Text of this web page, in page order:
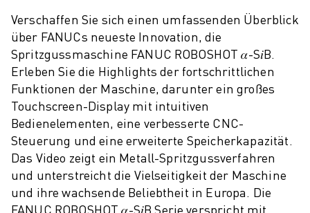
MEDIZIN
LAGERHALTUNG, LOGISTIK, POST & PAKET
APPLIKATIONEN
ALLE APPLIKATIONEN
5-ACHS-BEARBEITUNG
LICHTBOGENSCHWEISSEN
MONTAGE
CNC-SCHLEIFEN
CNC-FRÄSEN
CNC-DREHEN
Verschaffen Sie sich einen umfassenden Überblick
über FANUCs neueste Innovation, die
Spritzgussmaschine FANUC ROBOSHOT 𝛼-S𝑖B.
Erleben Sie die Highlights der fortschrittlichen
Funktionen der Maschine, darunter ein großes
Touchscreen-Display mit intuitiven
Bedienelementen, eine verbesserte CNC-
Steuerung und eine erweiterte Speicherkapazität.
Das Video zeigt ein Metall-Spritzgussverfahren
und unterstreicht die Vielseitigkeit der Maschine
und ihre wachsende Beliebtheit in Europa. Die
FANUC ROBOSHOT 𝛼-S𝑖B Serie verspricht mit